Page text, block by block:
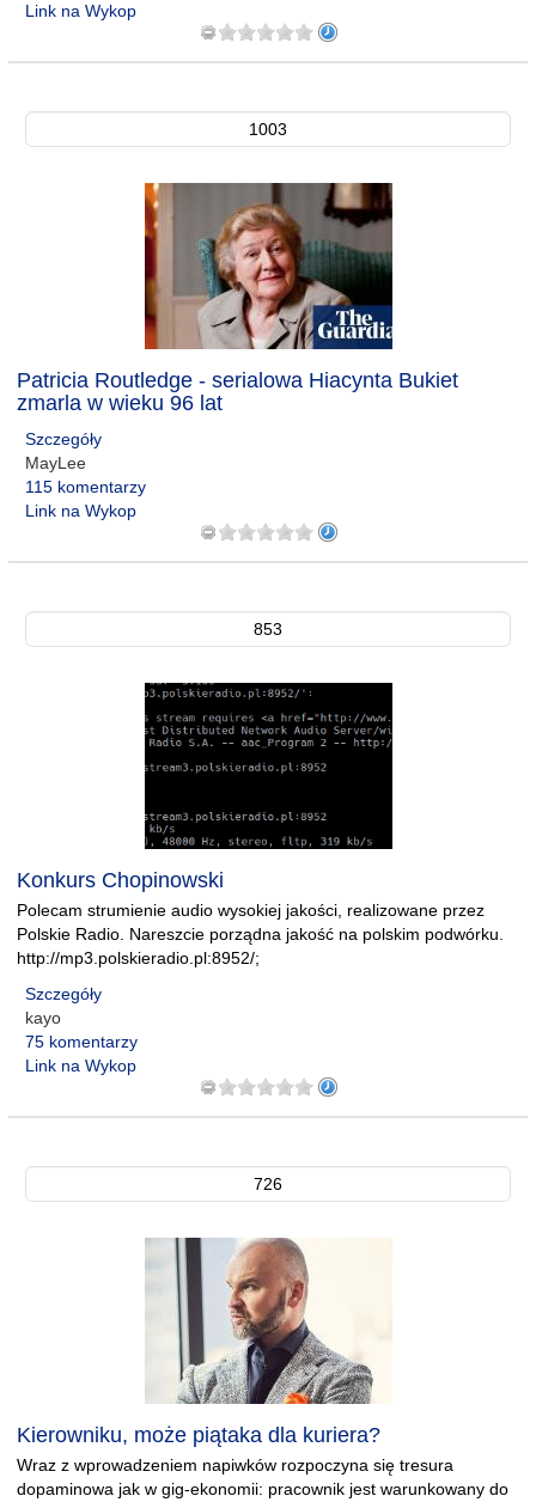
Link na Wykop
1003
Patricia Routledge - serialowa Hiacynta Bukiet
zmarla w wieku 96 lat
Szczegóły
MayLee
115 komentarzy
Link na Wykop
853
Konkurs Chopinowski
Polecam strumienie audio wysokiej jakości, realizowane przez
Polskie Radio. Nareszcie porządna jakość na polskim podwórku.
http://mp3.polskieradio.pl:8952/;
Szczegóły
kayo
75 komentarzy
Link na Wykop
726
Kierowniku, może piątaka dla kuriera?
Wraz z wprowadzeniem napiwków rozpoczyna się tresura
dopaminowa jak w gig-ekonomii: pracownik jest warunkowany do